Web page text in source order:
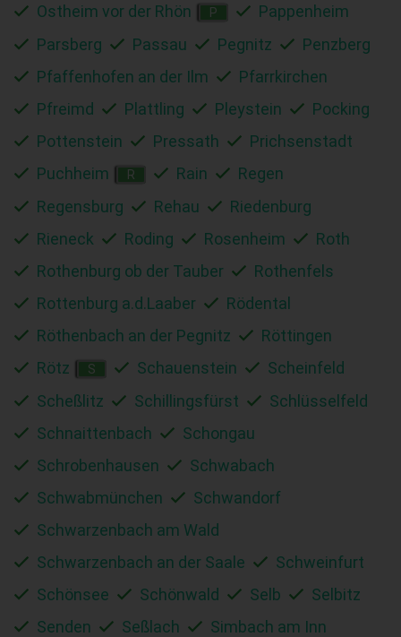
Ostheim vor der Rhön
P
Pappenheim
Parsberg
Passau Pegnitz
Penzberg
Pfaffenhofen an der Ilm
Pfarrkirchen
Pfreimd
Plattling Pleystein
Pocking
Pottenstein
Pressath
Prichsenstadt
Puchheim
R Rain
Regen
Regensburg
Rehau
Riedenburg
Rieneck
Roding Rosenheim
Roth
Rothenburg ob der Tauber
Rothenfels
Rottenburg a.d.Laaber
Rödental
Röthenbach an der Pegnitz
Röttingen
Rötz
S Schauenstein
Scheinfeld
Scheßlitz
Schillingsfürst
Schlüsselfeld
Schnaittenbach
Schongau
Schrobenhausen
Schwabach
Schwabmünchen
Schwandorf
Schwarzenbach am Wald
Schwarzenbach an der Saale
Schweinfurt
Schönsee
Schönwald Selb
Selbitz
Senden
Seßlach
Simbach am Inn